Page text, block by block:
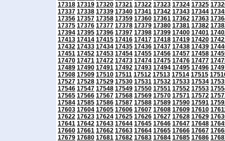
17318 17319 17320 17321 17322 17323 17324 17325
17337 17338 17339 17340 17341 17342 17343 17344
17356 17357 17358 17359 17360 17361 17362 17363
17375 17376 17377 17378 17379 17380 17381 17382
17394 17395 17396 17397 17398 17399 17400 17401
17413 17414 17415 17416 17417 17418 17419 17420
17432 17433 17434 17435 17436 17437 17438 17439
17451 17452 17453 17454 17455 17456 17457 17458
17470 17471 17472 17473 17474 17475 17476 17477
17489 17490 17491 17492 17493 17494 17495 17496
17508 17509 17510 17511 17512 17513 17514 17515
17527 17528 17529 17530 17531 17532 17533 17534
17546 17547 17548 17549 17550 17551 17552 17553
17565 17566 17567 17568 17569 17570 17571 17572
17584 17585 17586 17587 17588 17589 17590 17591
17603 17604 17605 17606 17607 17608 17609 17610
17622 17623 17624 17625 17626 17627 17628 17629
17641 17642 17643 17644 17645 17646 17647 17648
17660 17661 17662 17663 17664 17665 17666 17667
17679 17680 17681 17682 17683 17684 17685 17686